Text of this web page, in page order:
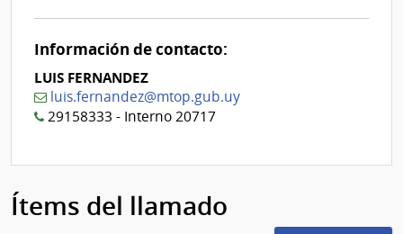
0
Información de contacto:
LUIS FERNANDEZ
luis.fernandez@mtop.gub.uy
29158333 - Interno 20717
Ítems del llamado